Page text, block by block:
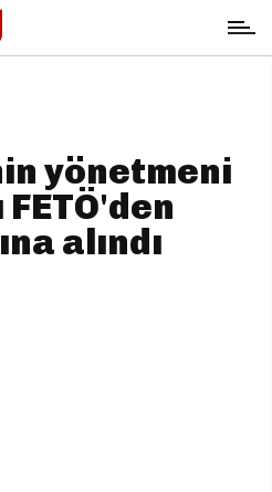
yönetmeni
FETÖ'den
alındı